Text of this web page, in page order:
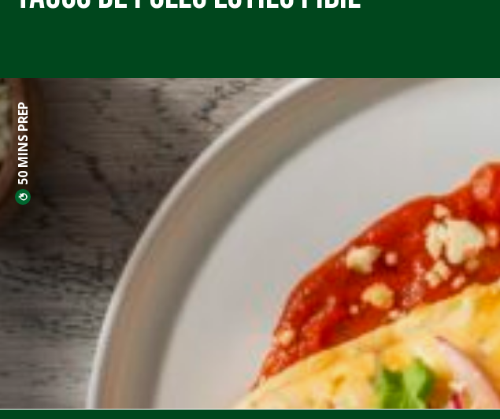
50 MINS PREP